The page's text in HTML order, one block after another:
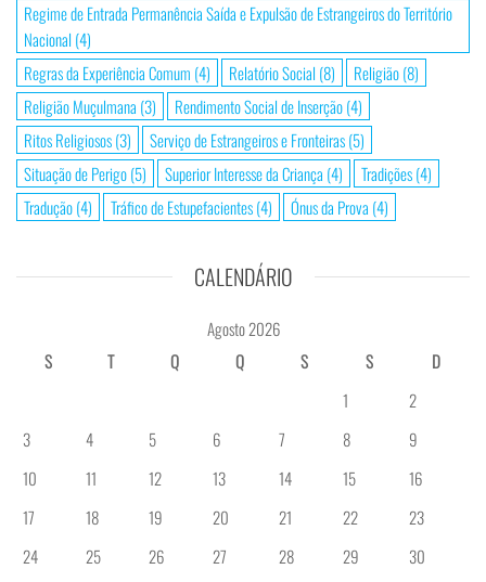
Regime de Entrada Permanência Saída e Expulsão de Estrangeiros do Território
Nacional (4)
Regras da Experiência Comum (4) Relatório Social (8) Religião(8)
Religião Muçulmana (3) Rendimento Social de Inserção(4)
Ritos Religiosos(3) Serviço de Estrangeiros e Fronteiras(5)
Situação de Perigo(5) Superior Interesse da Criança (4) Tradições(4)
Tradução(4) Tráfico de Estupefacientes(4) Ónus da Prova (4)
CALENDÁRIO
Agosto 2026
S
T Q Q S S
D
1
2
3
4 5 6 7 8
9
10
11 12 13 14 15
16
17
18 19 20 21 22
23
24
25 26 27 28 29
30